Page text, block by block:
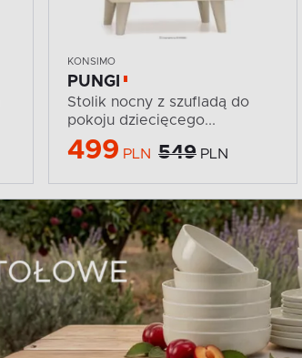
KONSIMO
PUNGI
Stolik nocny z szufladą do
pokoju dziecięcego...
499 PLN 549 PLN